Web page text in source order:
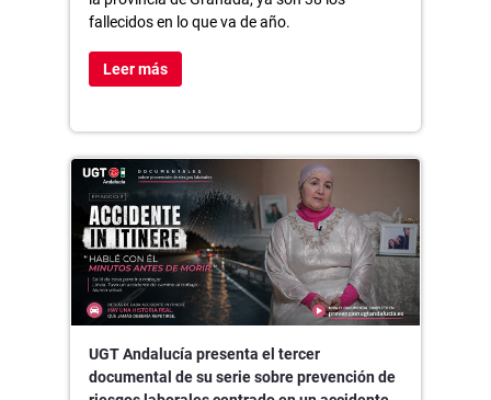
fallecidos en lo que va de año.
Leer más
UGT Andalucía presenta el tercer
documental de su serie sobre prevención de